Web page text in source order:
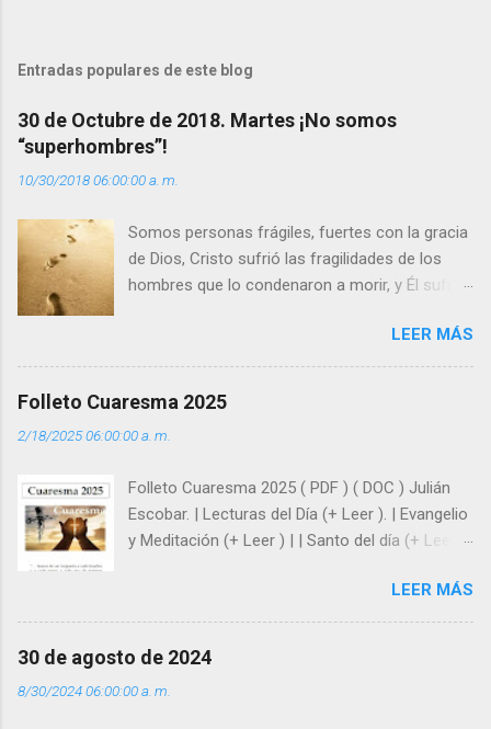
t
r
i
o
s
Entradas populares de este blog
30 de Octubre de 2018. Martes ¡No somos
“superhombres”!
10/30/2018 06:00:00 a. m.
Somos personas frágiles, fuertes con la gracia
de Dios, Cristo sufrió las fragilidades de los
hombres que lo condenaron a morir, y Él sufrió
enseña Jesucristo? Que, si seguimos sus
huellas, sin ser superhombres, podemos
siempre está pendiente de nosotros. Amar es
y protegidos por nosotros. “ Señor, soy un
árbol sin frutos, pero tú me das la savia para
que al menos mis ramas y hojas den sombra
super hombre? - ¿Superas tu fragilidad con la
gracia de Dios? Julián Escobar. | Lecturas del
Día (+ Leer ). | Evangelio y Meditación (+ Leer ) |
LEER MÁS
Folleto Cuaresma 2025
2/18/2025 06:00:00 a. m.
Folleto Cuaresma 2025 ( PDF ) ( DOC ) Julián
Escobar. | Lecturas del Día (+ Leer ). | Evangelio
y Meditación (+ Leer ) | | Santo del día (+ Leer )
LEER MÁS
30 de agosto de 2024
8/30/2024 06:00:00 a. m.